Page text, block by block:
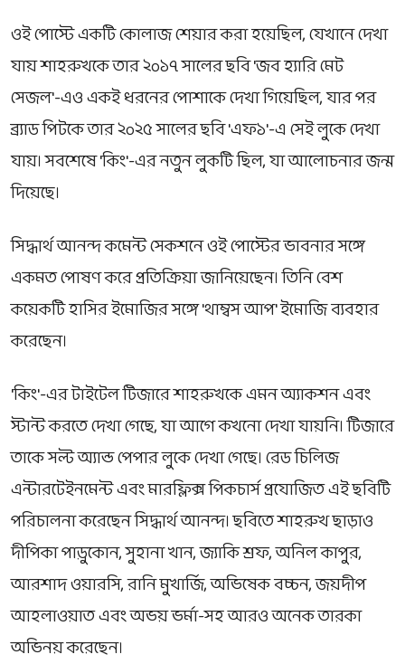
ওই পোস্টে একটি কোলাজ শেয়ার করা হয়েছিল, যেখানে দেখা
যায় শাহরুখকে তার ২০১৭ সালের ছবি 'জব হ্যারি মেট
সেজল'-এও একই ধরনের পোশাকে দেখা গিয়েছিল, যার পর
ব্র্যাড পিটকে তার ২০২৫ সালের ছবি 'এফ১'-এ সেই লুকে দেখা
যায়। সবশেষে 'কিং'-এর নতুন লুকটি ছিল, যা আলোচনার জন্ম
দিয়েছে।
সিদ্ধার্থ আনন্দ কমেন্ট সেকশনে ওই পোস্টের ভাবনার সঙ্গে
একমত পোষণ করে প্রতিক্রিয়া জানিয়েছেন। তিনি বেশ
কয়েকটি হাসির ইমোজির সঙ্গে 'থাম্বস আপ' ইমোজি ব্যবহার
করেছেন।
'কিং'-এর টাইটেল টিজারে শাহরুখকে এমন অ্যাকশন এবং
স্টান্ট করতে দেখা গেছে, যা আগে কখনো দেখা যায়নি। টিজারে
তাকে সল্ট অ্যান্ড পেপার লুকে দেখা গেছে। রেড চিলিজ
এন্টারটেইনমেন্ট এবং মারফ্লিক্স পিকচার্স প্রযোজিত এই ছবিটি
পরিচালনা করেছেন সিদ্ধার্থ আনন্দ। ছবিতে শাহরুখ ছাড়াও
দীপিকা পাড়ুকোন, সুহানা খান, জ্যাকি শ্রফ, অনিল কাপুর,
আরশাদ ওয়ারসি, রানি মুখার্জি, অভিষেক বচ্চন, জয়দীপ
আহলাওয়াত এবং অভয় ভর্মা-সহ আরও অনেক তারকা
অভিনয় করেছেন।